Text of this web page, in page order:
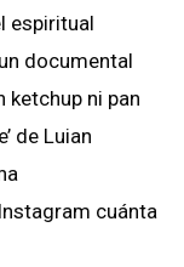
espiritual
documental
ketchup ni pan
de Luian
cuánta